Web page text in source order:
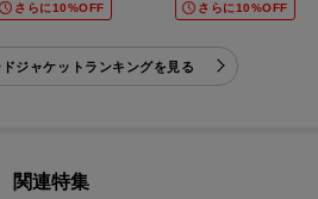
さらに10%OFF さらに10%OFF
ジャケットランキングを見る
関連特集